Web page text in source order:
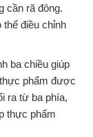
cần rã đông.
điều chỉnh
ba chiều giúp
phẩm được
ra từ ba phía,
thực phẩm